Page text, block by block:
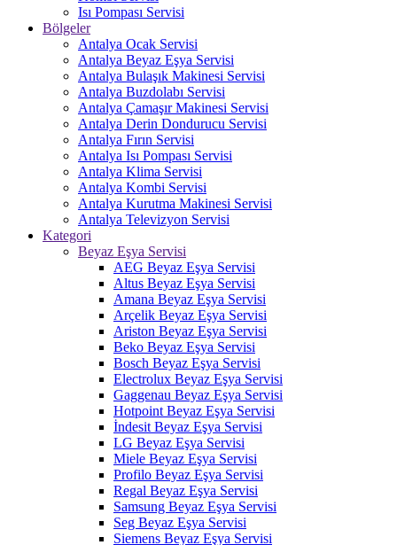
Isı Pompası Servisi
Bölgeler
Antalya Ocak Servisi
Antalya Beyaz Eşya Servisi
Antalya Bulaşık Makinesi Servisi
Antalya Buzdolabı Servisi
Antalya Çamaşır Makinesi Servisi
Antalya Derin Dondurucu Servisi
Antalya Fırın Servisi
Antalya Isı Pompası Servisi
Antalya Klima Servisi
Antalya Kombi Servisi
Antalya Kurutma Makinesi Servisi
Antalya Televizyon Servisi
Kategori
Beyaz Eşya Servisi
AEG Beyaz Eşya Servisi
Altus Beyaz Eşya Servisi
Amana Beyaz Eşya Servisi
Arçelik Beyaz Eşya Servisi
Ariston Beyaz Eşya Servisi
Beko Beyaz Eşya Servisi
Bosch Beyaz Eşya Servisi
Electrolux Beyaz Eşya Servisi
Gaggenau Beyaz Eşya Servisi
Hotpoint Beyaz Eşya Servisi
İndesit Beyaz Eşya Servisi
LG Beyaz Eşya Servisi
Miele Beyaz Eşya Servisi
Profilo Beyaz Eşya Servisi
Regal Beyaz Eşya Servisi
Samsung Beyaz Eşya Servisi
Seg Beyaz Eşya Servisi
Siemens Beyaz Eşya Servisi